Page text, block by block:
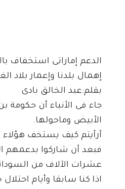
الدعم إماراتى استخفاف
إهمال بلدنا وإعمار بلاد
بقلم:عبد الخالق بادى
الأبيض وماحولها.
أرأيتم كيف يستخف هؤلاء
فبعد أن شاركوا بدعمهم
عشرات الآلاف من
اذا كنا سابقا وأيام